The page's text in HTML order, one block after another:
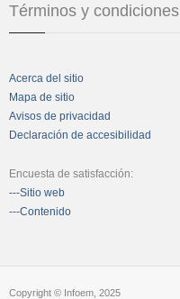
Términos y condiciones
Acerca del sitio
Mapa de sitio
Avisos de privacidad
Declaración de accesibilidad
Encuesta de satisfacción:
---Sitio web
---Contenido
Copyright © Infoem, 2025